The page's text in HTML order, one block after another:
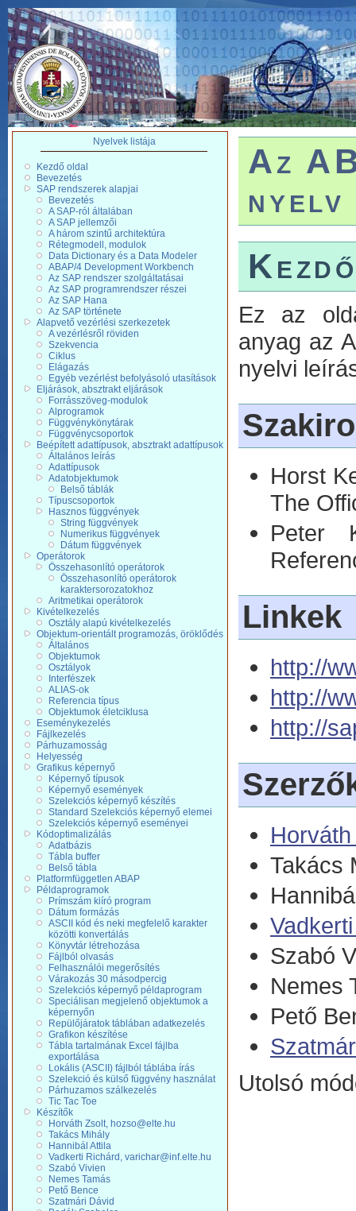
Nyelvek listája
Kezdő oldal
Bevezetés
SAP rendszerek alapjai
Bevezetés
A SAP-ról általában
A SAP jellemzői
A három szintű architektúra
Rétegmodell, modulok
Data Dictionary és a Data Modeler
ABAP/4 Development Workbench
Az SAP rendszer szolgáltatásai
Az SAP programrendszer részei
Az SAP Hana
Az SAP története
Alapvető vezérlési szerkezetek
A vezérlésről röviden
Szekvencia
Ciklus
Elágazás
Egyéb vezérlést befolyásoló utasítások
Eljárások, absztrakt eljárások
Forrásszöveg-modulok
Alprogramok
Függvénykönytárak
Függvénycsoportok
Beépített adattípusok, absztrakt adattípusok
Általános leírás
Adattípusok
Adatobjektumok
Belső táblák
Típuscsoportok
Hasznos függvények
String függvények
Numerikus függvények
Dátum függvények
Operátorok
Összehasonlító operátorok
Összehasonlító operátorok
karaktersorozatokhoz
Aritmetikai operátorok
Kivételkezelés
Osztály alapú kivételkezelés
Objektum-orientált programozás, öröklődés
Általános
Objektumok
Osztályok
Interfészek
ALIAS-ok
Referencia típus
Objektumok életciklusa
Eseménykezelés
Fájlkezelés
Párhuzamosság
Helyesség
Grafikus képernyő
Képernyő típusok
Képernyő események
Szelekciós képernyő készítés
Standard Szelekciós képernyő elemei
Szelekciós képernyő eseményei
Kódoptimalizálás
Adatbázis
Tábla buffer
Belső tábla
Platformfüggetlen ABAP
Példaprogramok
Prímszám kiíró program
Dátum formázás
ASCII kód és neki megfelelő karakter
közötti konvertálás
Könyvtár létrehozása
Fájlból olvasás
Felhasználói megerősítés
Várakozás 30 másodpercig
Szelekciós képernyő példaprogram
Speciálisan megjelenő objektumok a
képernyőn
Repülőjáratok táblában adatkezelés
Grafikon készítése
Tábla tartalmának Excel fájlba
exportálása
Lokális (ASCII) fájlból táblába írás
Szelekció és külső függvény használat
Párhuzamos szálkezelés
Tic Tac Toe
Készítők
Horváth Zsolt, hozso@elte.hu
Takács Mihály
Hannibál Attila
Vadkerti Richárd, varichar@inf.elte.hu
Szabó Vivien
Nemes Tamás
Pető Bence
Szatmári Dávid
Az
nyelv
Ez az
anyag az
nyelvi
Horst
The
Peter
Linkek
http://
http://
http://
Takács
Szabó
Nemes
Pető
Utolsó